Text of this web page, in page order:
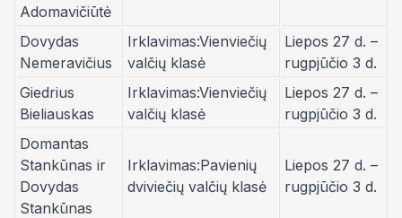
Adomavičiūtė
Dovydas
Nemeravičius
Irklavimas:Vienviečių
valčių klasė
Liepos 27 d. –
rugpjūčio 3 d.
Giedrius
Bieliauskas
Irklavimas:Vienviečių
valčių klasė
Liepos 27 d. –
rugpjūčio 3 d.
Domantas
Stankūnas ir
Dovydas
Stankūnas
Irklavimas:Pavienių
dviviečių valčių klasė
Liepos 27 d. –
rugpjūčio 3 d.